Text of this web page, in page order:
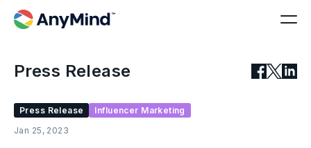
Press Release
Press Release
Influencer Marketing
Jan 25, 2023